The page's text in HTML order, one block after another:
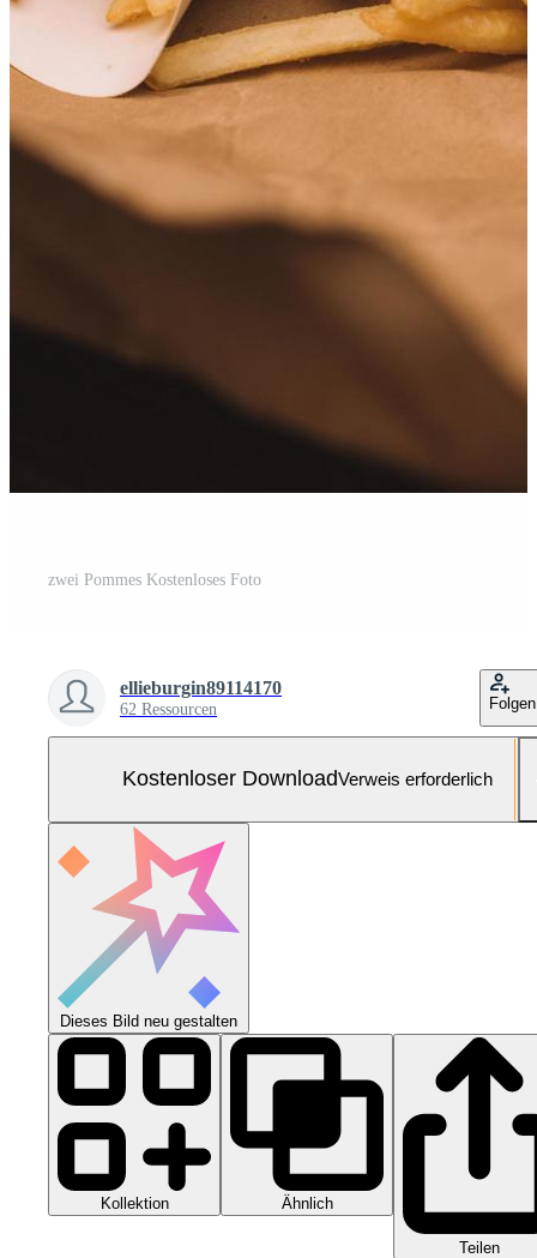
zwei Pommes Kostenloses Foto
ellieburgin89114170
62 Ressourcen Folgen
Kostenloser DownloadVerweis erforderlich
Dieses Bild neu gestalten
Kollektion Ähnlich
Teilen